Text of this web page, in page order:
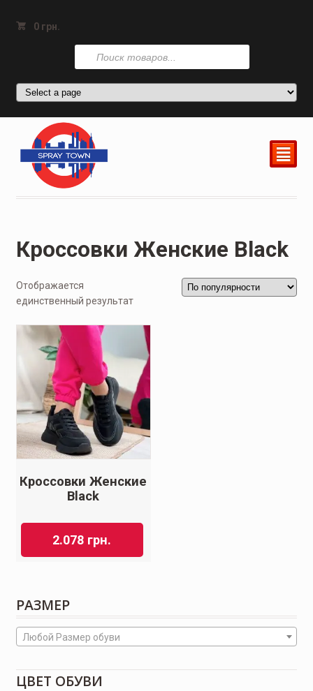
0 грн.
Поиск
товаров
²
Кроссовки Женские Black
Отображается
единственный результат
Кроссовки Женские
Black
2.078 грн.
РАЗМЕР
Любой Размер обуви
ЦВЕТ ОБУВИ